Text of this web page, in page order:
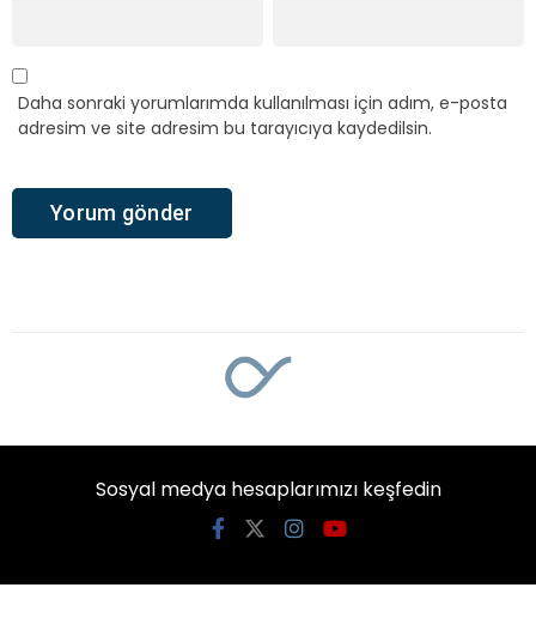
Daha sonraki yorumlarımda kullanılması için adım, e-posta
adresim ve site adresim bu tarayıcıya kaydedilsin.
Sosyal medya hesaplarımızı keşfedin